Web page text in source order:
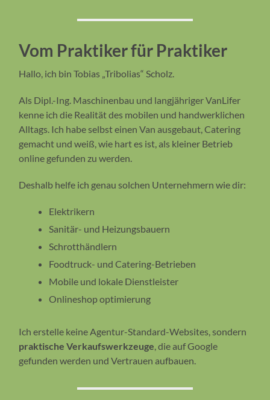
Vom Praktiker für Praktiker
Hallo, ich bin Tobias „Tribolias“ Scholz.
Als Dipl.-Ing. Maschinenbau und langjähriger VanLifer
kenne ich die Realität des mobilen und handwerklichen
Alltags. Ich habe selbst einen Van ausgebaut, Catering
gemacht und weiß, wie hart es ist, als kleiner Betrieb
online gefunden zu werden.
Deshalb helfe ich genau solchen Unternehmern wie dir:
Elektrikern
Sanitär- und Heizungsbauern
Schrotthändlern
Foodtruck- und Catering-Betrieben
Mobile und lokale Dienstleister
Onlineshop optimierung
Ich erstelle keine Agentur-Standard-Websites, sondern
praktische Verkaufswerkzeuge , die auf Google
gefunden werden und Vertrauen aufbauen.